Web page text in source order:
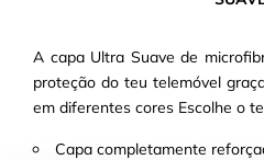
A capa Ultra Suave de
proteção do teu telemóvel
em diferentes cores Escolhe o
Capa completamente